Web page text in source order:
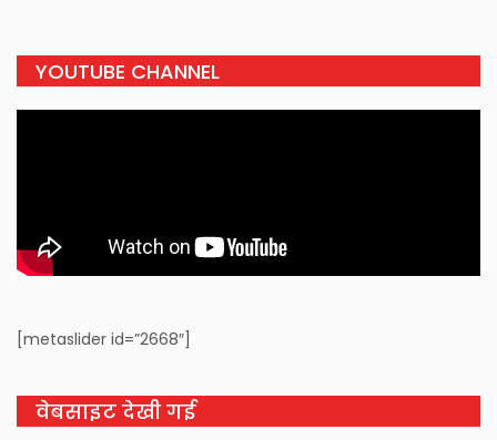
YOUTUBE CHANNEL
[metaslider id=”2668″]
वेबसाइट देखी गई